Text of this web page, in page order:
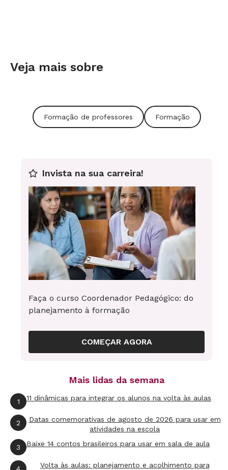
Veja mais sobre
Formação de professores Formação
Invista na sua carreira!
Faça o curso Coordenador Pedagógico: do
planejamento à formação
COMEÇAR AGORA
Mais lidas da semana
1 11 dinâmicas para integrar os alunos na volta às aulas
2
Datas comemorativas de agosto de 2026 para usar em
atividades na escola
3 Baixe 14 contos brasileiros para usar em sala de aula
4 Volta às aulas: planejamento e acolhimento para